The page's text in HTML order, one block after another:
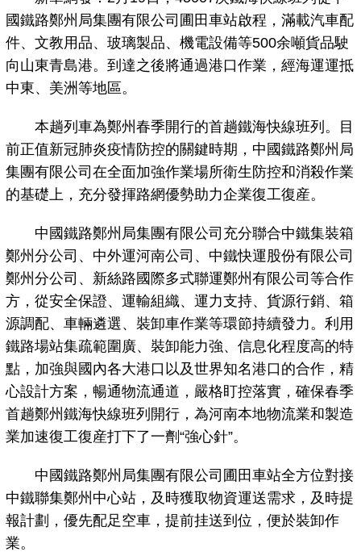
國鐵路鄭州局集團有限公司圃田車站啟程，滿載汽車配
件、文教用品、玻璃製品、機電設備等500余噸貨品駛
向山東青島港。到達之後將通過港口作業，經海運運抵
中東、美洲等地區。
本趟列車為鄭州春季開行的首趟鐵海快線班列。目
前正值新冠肺炎疫情防控的關鍵時期，中國鐵路鄭州局
集團有限公司在全面加強作業場所衛生防控和消殺作業
的基礎上，充分發揮路網優勢助力企業復工復産。
中國鐵路鄭州局集團有限公司充分聯合中鐵集裝箱
鄭州分公司、中外運河南公司、中鐵快運股份有限公司
鄭州分公司、新絲路國際多式聯運鄭州有限公司等合作
方，從安全保證、運輸組織、運力支持、貨源行銷、箱
源調配、車輛遴選、裝卸車作業等環節持續發力。利用
鐵路場站集疏範圍廣、裝卸能力強、信息化程度高的特
點，加強與國內各大港口以及世界知名港口的合作，精
心設計方案，暢通物流通道，嚴格盯控落實，確保春季
首趟鄭州鐵海快線班列開行，為河南本地物流業和製造
業加速復工復産打下了一劑“強心針”。
中國鐵路鄭州局集團有限公司圃田車站全方位對接
中鐵聯集鄭州中心站，及時獲取物資運送需求，及時提
報計劃，優先配足空車，提前挂送到位，便於裝卸作
業。